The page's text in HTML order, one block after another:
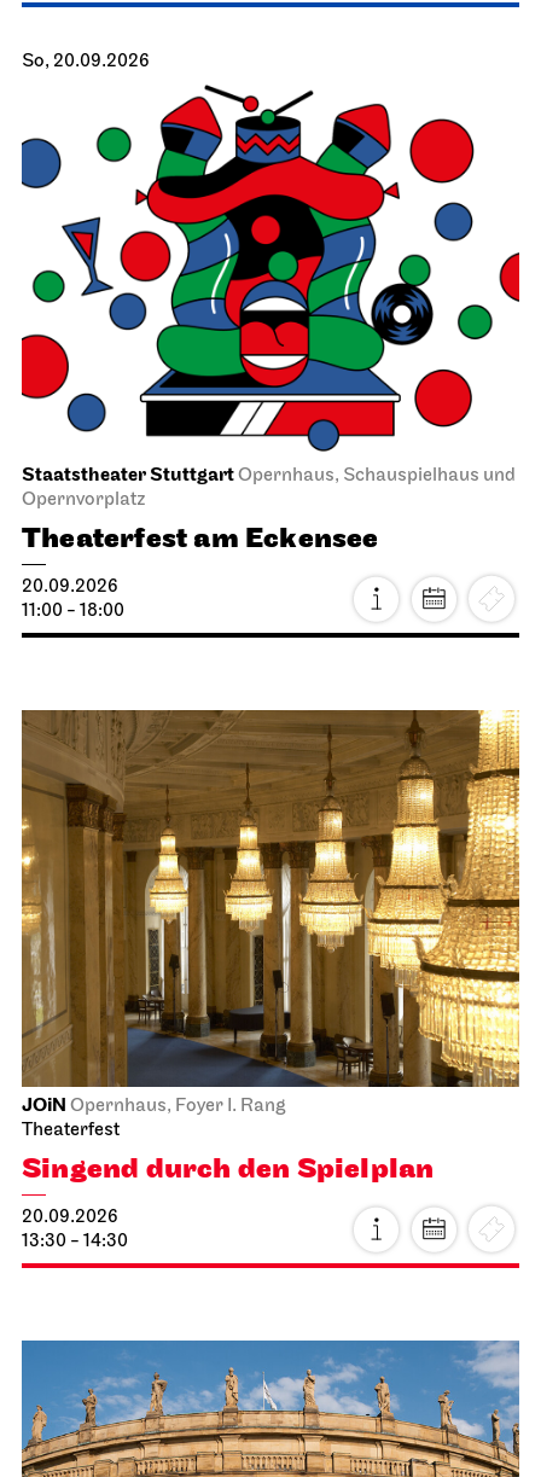
So, 20.09.2026
Staatstheater StuttgartOpernhaus, Schauspielhaus und
Opernvorplatz
Theaterfest am Eckensee
20.09.2026
11:00 - 18:00
JOiN Opernhaus, Foyer I. Rang
Theaterfest
Singend durch den Spielplan
20.09.2026
13:30 - 14:30